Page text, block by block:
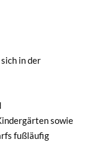
in der
sowie
fußläufig